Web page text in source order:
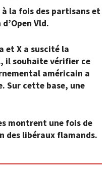
à la fois des partisans et
Vld.
et X a suscité la
il souhaite vérifier ce
américain a
Sur cette base, une
montrent une fois de
des libéraux flamands.